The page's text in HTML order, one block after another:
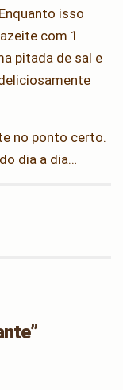
isso
com 1
pitada de sal e
no ponto certo.
dia a dia…